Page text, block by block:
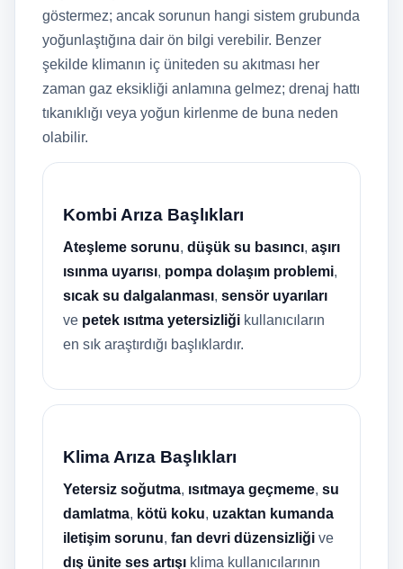
göstermez; ancak sorunun hangi sistem grubunda
yoğunlaştığına dair ön bilgi verebilir. Benzer
şekilde klimanın iç üniteden su akıtması her
zaman gaz eksikliği anlamına gelmez; drenaj hattı
tıkanıklığı veya yoğun kirlenme de buna neden
olabilir.
Kombi Arıza Başlıkları
Ateşleme sorunu, düşük su basıncı, aşırı
ısınma uyarısı, pompa dolaşım problemi,
sıcak su dalgalanması, sensör uyarıları
ve petek ısıtma yetersizliği kullanıcıların
en sık araştırdığı başlıklardır.
Klima Arıza Başlıkları
Yetersiz soğutma, ısıtmaya geçmeme, su
damlatma, kötü koku, uzaktan kumanda
iletişim sorunu, fan devri düzensizliği ve
dış ünite ses artışı klima kullanıcılarının